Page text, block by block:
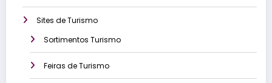
Sites de Turismo
Sortimentos Turismo
Feiras de Turismo